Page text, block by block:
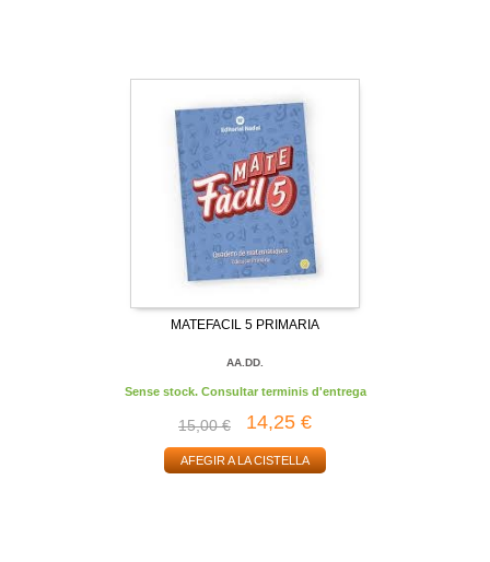
MATEFACIL 5 PRIMARIA
AA.DD.
Sense stock. Consultar terminis d'entrega
15,00 € 14,25 €
AFEGIR A LA CISTELLA